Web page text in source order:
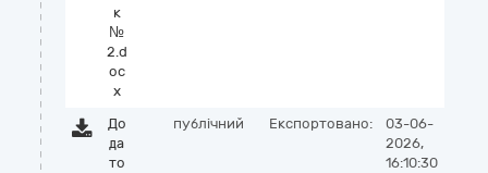
к
№
2.d
oc
x
До
да
то
публічний Експортовано:
03-06-
2026,
16:10:30